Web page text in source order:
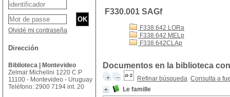
F330.001 SAGf
F338.642 LORa
F338.642 MELp
F338.642CLAp
Documentos en la biblioteca
Refinar búsqueda Consulta a
Le famille
Olvidé mi contraseña
Dirección
Biblioteca | Montevideo
Zelmar Michelini 1220 C.P
11100 - Montevideo - Uruguay
Teléfono: 2900 7194 int. 20